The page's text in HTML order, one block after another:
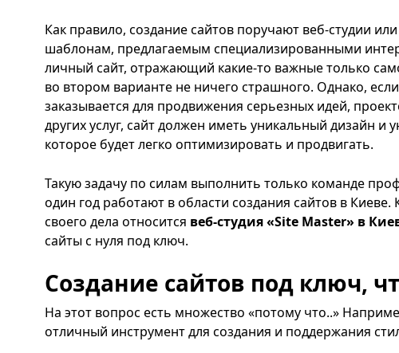
Как правило, создание сайтов поручают веб-студии
шаблонам, предлагаемым специализированными
личный сайт, отражающий какие-то важные только
во втором варианте не ничего страшного. Однако,
заказывается для продвижения серьезных идей,
других услуг, сайт должен иметь уникальный дизайн и
которое будет легко оптимизировать и продвигать.
Такую задачу по силам выполнить только команде
один год работают в области создания сайтов в
своего дела относится веб-студия «Site Master» в
сайты с нуля под ключ.
Создание сайтов под ключ,
На этот вопрос есть множество «потому что..»
отличный инструмент для создания и поддержания